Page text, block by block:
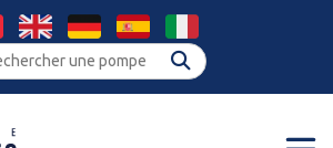
cookies